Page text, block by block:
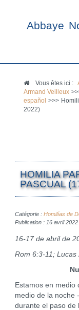
Abbaye
Vous êtes ici :
Armand Veilleux
español
>>>
2022)
HOMILIA
PASCUAL
Catégorie : Homilías de
Publication : 16 avril 2022
16-17 de abril de
Rom 6:3-11; Lucas
Estamos en medio
medio de la noche
durante el paso de